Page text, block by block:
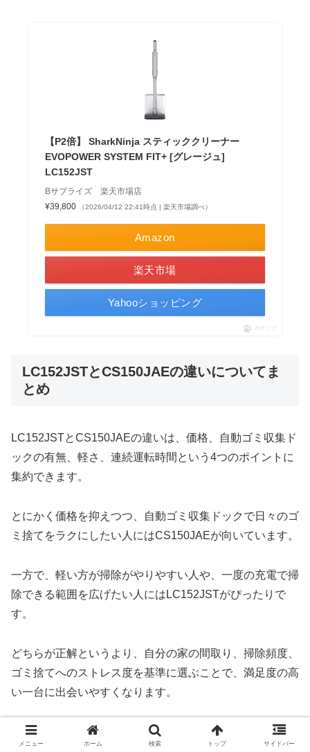
【P2倍】 SharkNinja スティッククリーナー
EVOPOWER SYSTEM FIT+ [グレージュ]
LC152JST
Bサプライズ 楽天市場店
¥39,800
（2026/04/12 22:41時点 | 楽天市場調べ）
Amazon
楽天市場
Yahooショッピング
ポチップ
LC152JSTとCS150JAEの違いについてま
とめ
LC152JSTとCS150JAEの違いは、価格、自動ゴミ収集ド
ックの有無、軽さ、連続運転時間という4つのポイントに
集約できます。
とにかく価格を抑えつつ、自動ゴミ収集ドックで日々のゴ
ミ捨てをラクにしたい人にはCS150JAEが向いています。
一方で、軽い方が掃除がやりやすい人や、一度の充電で掃
除できる範囲を広げたい人にはLC152JSTがぴったりで
す。
どちらが正解というより、自分の家の間取り、掃除頻度、
ゴミ捨てへのストレス度を基準に選ぶことで、満足度の高
い一台に出会いやすくなります。
＼こちらからCS150JAEの購入を検討してみて下さい／
メニュー ホーム 検索 トップ サイドバー